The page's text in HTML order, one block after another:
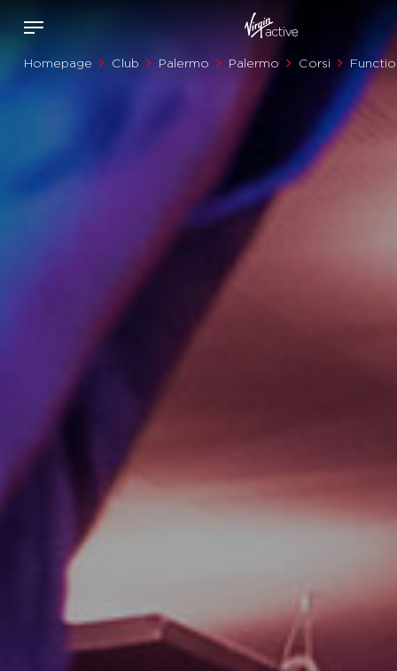
Homepage Club Palermo Palermo Corsi